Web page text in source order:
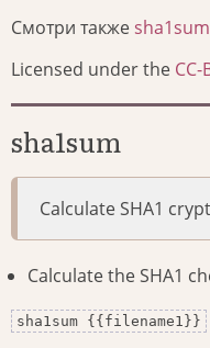
Смотри также
Licensed under the CC-
sha1sum
Calculate SHA1
Calculate the SHA1
sha1sum {{filename1}}